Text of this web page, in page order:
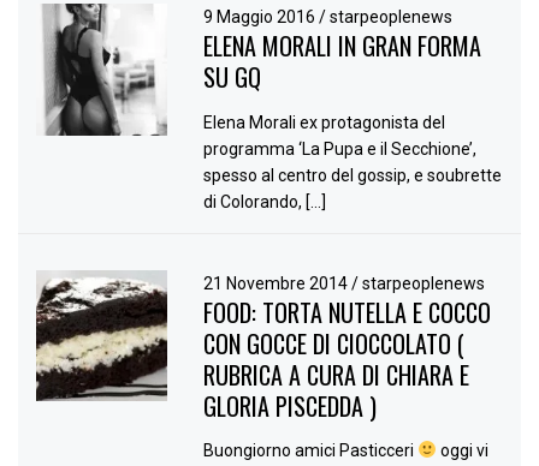
9 Maggio 2016/ starpeoplenews
ELENA MORALI IN GRAN FORMA
SU GQ
Elena Morali ex protagonista del
programma ‘La Pupa e il Secchione’,
spesso al centro del gossip, e soubrette
di Colorando, […]
21 Novembre 2014/ starpeoplenews
FOOD: TORTA NUTELLA E COCCO
CON GOCCE DI CIOCCOLATO (
RUBRICA A CURA DI CHIARA E
GLORIA PISCEDDA )
Buongiorno amici Pasticceri
oggi vi